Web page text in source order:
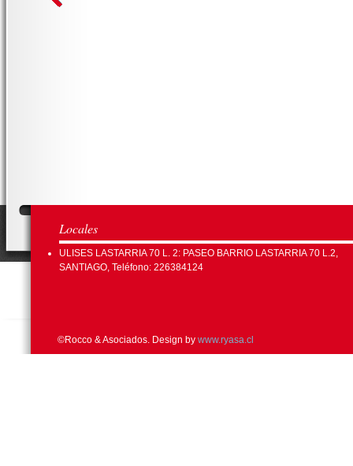
Locales
ULISES LASTARRIA 70 L. 2: PASEO BARRIO LASTARRIA 70 L.2,
SANTIAGO, Teléfono: 226384124
©Rocco & Asociados. Design by www.ryasa.cl